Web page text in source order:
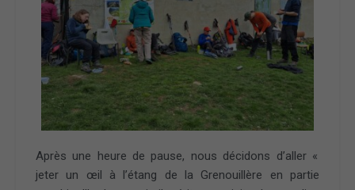
Après une heure de pause, nous décidons d’aller «
jeter un œil à l’étang de la Grenouillère en partie